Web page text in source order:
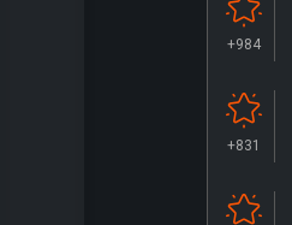
+984
+831